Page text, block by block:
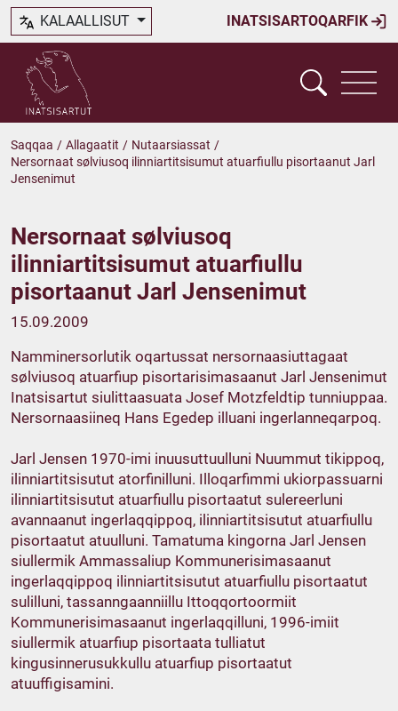
INATSISARTOQARFIK
KALAALLISUT
Saqqaa / Allagaatit / Nutaarsiassat /
Nersornaat sølviusoq ilinniartitsisumut atuarfiullu pisortaanut Jarl
Jensenimut
Nersornaat sølviusoq
ilinniartitsisumut atuarfiullu
pisortaanut Jarl Jensenimut
15.09.2009
Namminersorlutik oqartussat nersornaasiuttagaat
sølviusoq atuarfiup pisortarisimasaanut Jarl Jensenimut
Inatsisartut siulittaasuata Josef Motzfeldtip tunniuppaa.
Nersornaasiineq Hans Egedep illuani ingerlanneqarpoq.
Jarl Jensen 1970-imi inuusuttuulluni Nuummut tikippoq,
ilinniartitsisutut atorfinilluni. Illoqarfimmi ukiorpassuarni
ilinniartitsisutut atuarfiullu pisortaatut sulereerluni
avannaanut ingerlaqqippoq, ilinniartitsisutut atuarfiullu
pisortaatut atuulluni. Tamatuma kingorna Jarl Jensen
siullermik Ammassaliup Kommunerisimasaanut
ingerlaqqippoq ilinniartitsisutut atuarfiullu pisortaatut
sulilluni, tassanngaanniillu Ittoqqortoormiit
Kommunerisimasaanut ingerlaqqilluni, 1996-imiit
siullermik atuarfiup pisortaata tulliatut
kingusinnerusukkullu atuarfiup pisortaatut
atuuffigisamini.